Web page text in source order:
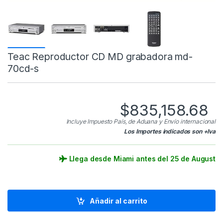
Teac Reproductor CD MD grabadora md-
70cd-s
$835,158.68
Incluye Impuesto País, de Aduana y Envío internacional
Los Importes indicados son +Iva
Llega desde Miami antes del 25 de August
Añadir al carrito